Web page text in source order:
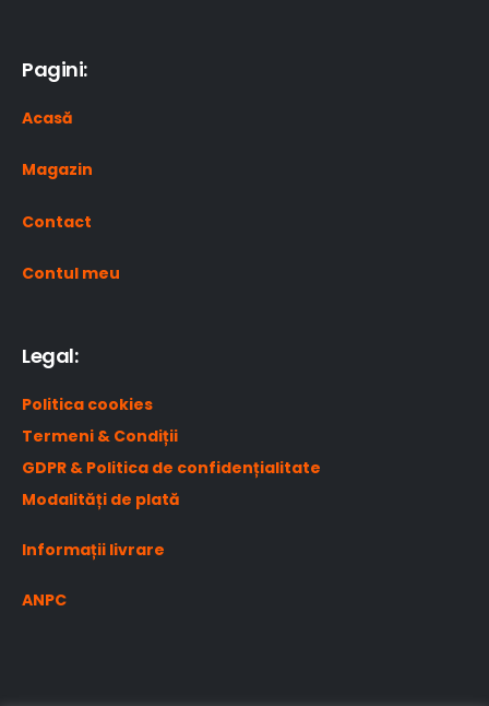
Pagini:
Acasă
Magazin
Contact
Contul meu
Legal:
Politica cookies
Termeni & Condiții
GDPR & Politica de confidențialitate
Modalități de plată
Informații livrare
ANPC